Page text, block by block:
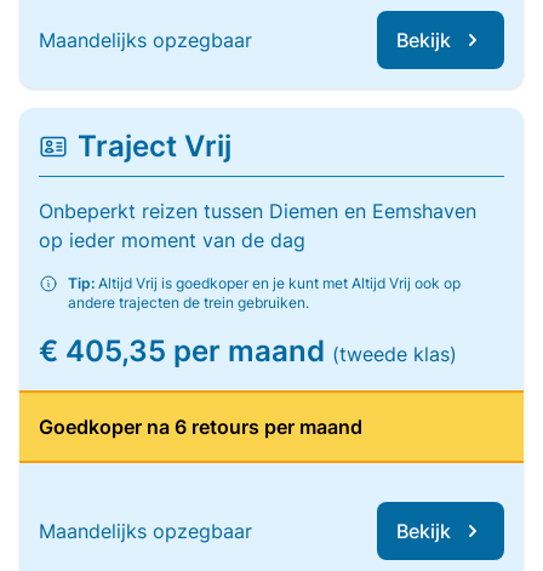
Maandelijks opzegbaar Bekijk
Traject Vrij
Onbeperkt reizen tussen Diemen en Eemshaven
op ieder moment van de dag
Tip: Altijd Vrij is goedkoper en je kunt met Altijd Vrij ook op
andere trajecten de trein gebruiken.
€ 405,35 per maand (tweede klas)
Goedkoper na 6 retours per maand
Maandelijks opzegbaar Bekijk